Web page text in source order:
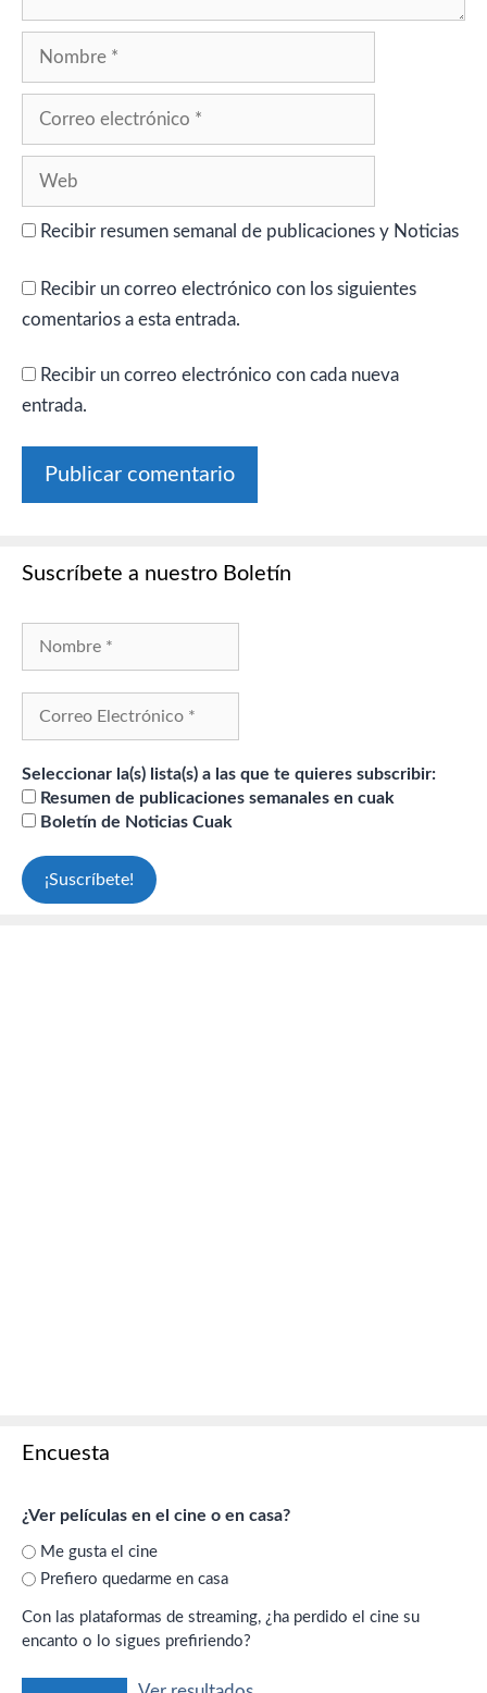
Recibir resumen semanal de publicaciones y Noticias
Recibir un correo electrónico con los siguientes
comentarios a esta entrada.
Recibir un correo electrónico con cada nueva
entrada.
Suscríbete a nuestro Boletín
Seleccionar la(s) lista(s) a las que te quieres subscribir:
Resumen de publicaciones semanales en cuak
Boletín de Noticias Cuak
Encuesta
¿Ver películas en el cine o en casa?
Me gusta el cine
Prefiero quedarme en casa
Con las plataformas de streaming, ¿ha perdido el cine su
encanto o lo sigues prefiriendo?